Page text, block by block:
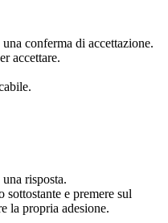
conferma di accettazione.
accettare.
risposta.
sottostante e premere sul
la propria adesione.